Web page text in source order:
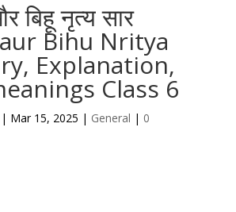
बिहू नृत्य सार
Bihu Nritya
Explanation,
Class 6
Mar 15, 2025 | General | 0